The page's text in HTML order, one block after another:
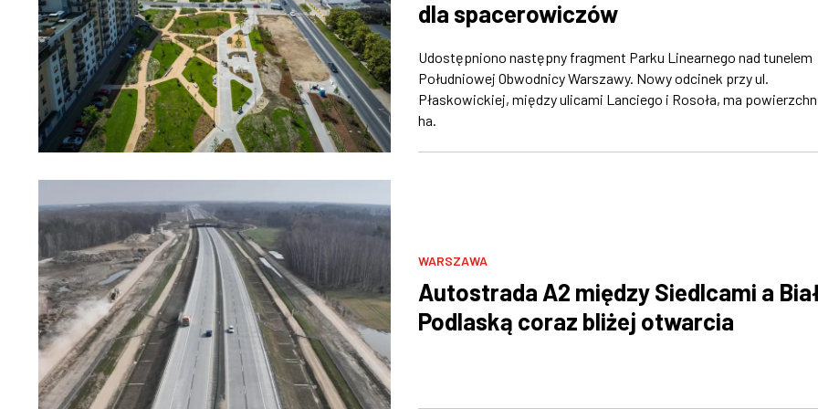
dla spacerowiczów
Udostępniono następny fragment Parku Linearnego nad tunelem
Południowej Obwodnicy Warszawy. Nowy odcinek przy ul.
Płaskowickiej, między ulicami Lanciego i Rosoła, ma
ha.
WARSZAWA
Autostrada A2 między Siedlcami a
Podlaską coraz bliżej otwarcia